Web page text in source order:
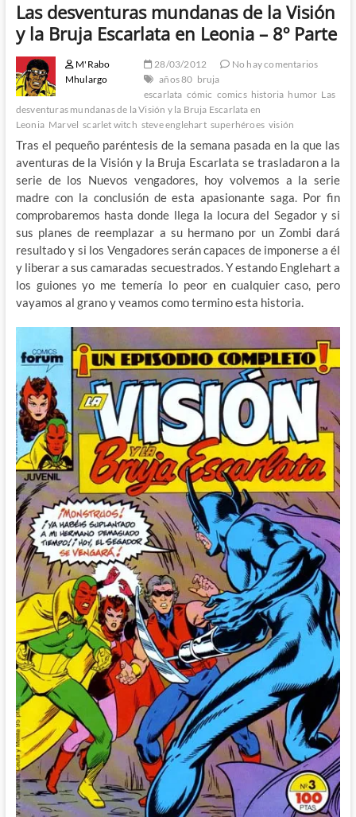
Las desventuras mundanas de la Visión
y la Bruja Escarlata en Leonia – 8º Parte
M'Rabo
Mhulargo
28/03/2012
No hay comentarios
años 80 bruja
escarlata cómic comics historia humor Las
desventuras mundanas de la Visión y la Bruja Escarlata en
Leonia Marvel scarlet witch steve englehart superhéroes visión
Tras el pequeño paréntesis de la semana pasada en la que las
aventuras de la Visión y la Bruja Escarlata se trasladaron a la
serie de los Nuevos vengadores, hoy volvemos a la serie
madre con la conclusión de esta apasionante saga. Por fin
comprobaremos hasta donde llega la locura del Segador y si
sus planes de reemplazar a su hermano por un Zombi dará
resultado y si los Vengadores serán capaces de imponerse a él
y liberar a sus camaradas secuestrados. Y estando Englehart a
los guiones yo me temería lo peor en cualquier caso, pero
vayamos al grano y veamos como termino esta historia.